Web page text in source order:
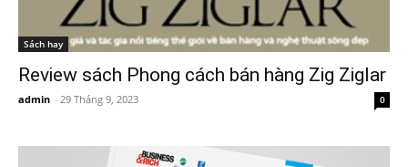
Sách hay
Review sách Phong cách bán hàng Zig Ziglar
admin - 29 Tháng 9, 2023 0